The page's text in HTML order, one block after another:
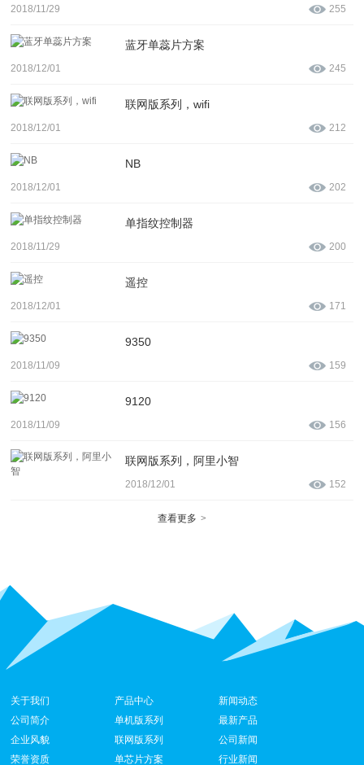
2018/11/29 255
蓝牙单蕊片方案
2018/12/01 245
联网版系列，wifi
2018/12/01 212
NB
2018/12/01 202
单指纹控制器
2018/11/29 200
遥控
2018/12/01 171
9350
2018/11/09 159
9120
2018/11/09 156
联网版系列，阿里小智
2018/12/01 152
查看更多 >
关于我们
公司简介
企业风貌
荣誉资质
产品中心
单机版系列
联网版系列
单芯片方案
新闻动态
最新产品
公司新闻
行业新闻